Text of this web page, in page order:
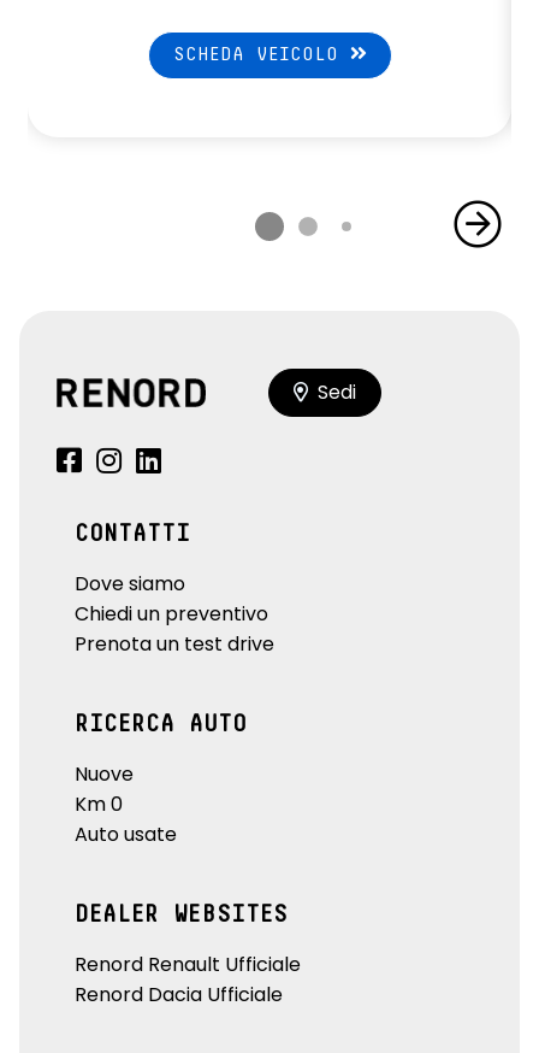
SCHEDA VEICOLO
Sedi
CONTATTI
Dove siamo
Chiedi un preventivo
Prenota un test drive
RICERCA AUTO
Nuove
Km 0
Auto usate
DEALER WEBSITES
Renord Renault Ufficiale
Renord Dacia Ufficiale